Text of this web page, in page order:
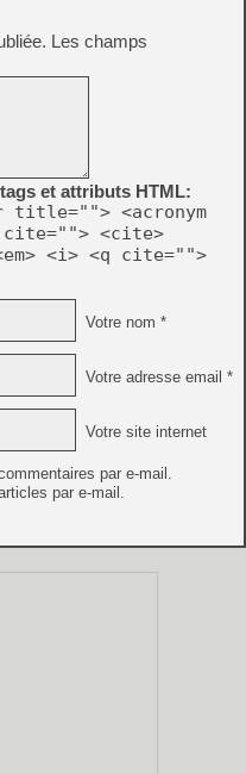
Les champs
et attributs HTML:
<acronym
<cite>
<i> <q cite="">
Votre nom *
Votre adresse email *
Votre site internet
par e-mail.
par e-mail.